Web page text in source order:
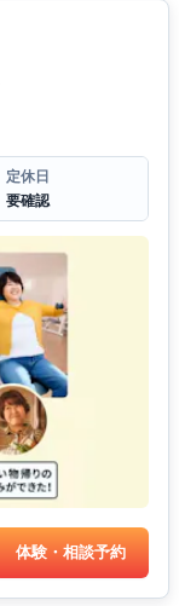
定休日
要確認
体験・相談予約